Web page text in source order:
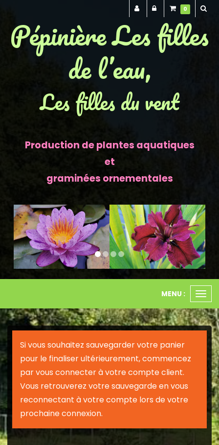
Pépinière Les filles
de l’eau,
Les filles du vent
Production de plantes aquatiques
et
graminées ornementales
Previous Next
le
MENU :
Si vous souhaitez sauvegarder votre panier
pour le finaliser ultérieurement, commencez
par vous connecter à votre compte client.
Vous retrouverez votre sauvegarde en vous
reconnectant à votre compte lors de votre
prochaine connexion.
0